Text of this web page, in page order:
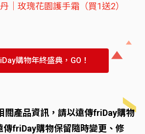
｜玫瑰花園護手霜（買1送2）
購物年終盛典，GO！
關產品資訊，請以遠傳friDay購物
傳friDay購物保留隨時變更、修